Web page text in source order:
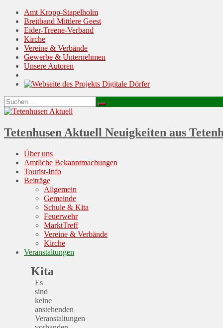
Amt Kropp-Stapelholm
Breitband Mittlere Geest
Eider-Treene-Verband
Kirche
Vereine & Verbände
Gewerbe & Unternehmen
Unsere Autoren
Suchen
nach:
Suchen
Tetenhusen Aktuell Neuigkeiten aus
Menu
Skip
content
Über uns
Amtliche Bekanntmachungen
Tourist-Info
Beiträge
Allgemein
Gemeinde
Schule & Kita
Feuerwehr
MarktTreff
Vereine & Verbände
Kirche
Veranstaltungen
Kita
Es
sind
keine
anstehenden
Veranstaltungen